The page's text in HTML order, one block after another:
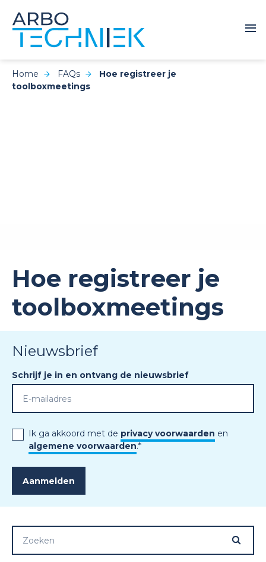
Home FAQs
Hoe registreer je
toolboxmeetings
Hoe registreer je
toolboxmeetings
Nieuwsbrief
Schrijf je in en ontvang de nieuwsbrief
Ik ga akkoord met de privacy voorwaarden en
algemene voorwaarden.*